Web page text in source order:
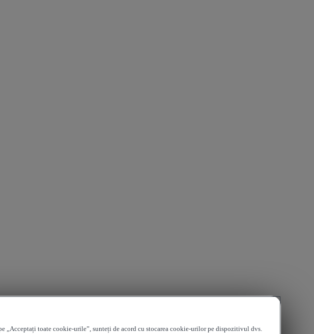
„Acceptați toate cookie-urile”, sunteți de acord cu stocarea cookie-urilor pe dispozitivul dvs.